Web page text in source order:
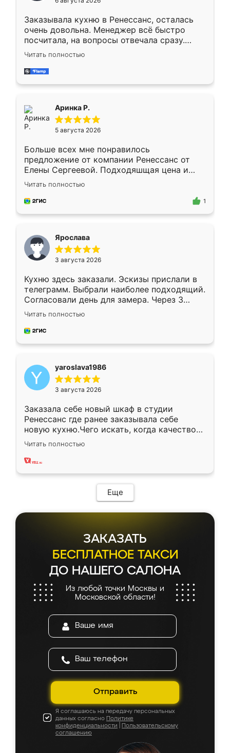
мебели буду заказывать только здесь.
Заказывала кухню в Ренессанс, осталась
очень довольна. Менеджер всё быстро
посчитала, на вопросы отвечала сразу.
Замерщик приехал в субботу, подошёл к
делу со всей ответственностью. Собрали
за день, ребята работали аккуратно, даже
Читать полностью
Аринка Р.
5 августа 2026
Больше всех мне понравилось
предложение от компании Ренессанс от
Елены Сергеевой. Подходяшщая цена и
короткие сроки изготовления. Приехавший
для замера сотрудник Владислав
предложил по моему эскизу самый
Читать полностью
1
Ярослава
3 августа 2026
Кухню здесь заказали. Эскизы прислали в
телеграмм. Выбрали наиболее подходящий.
Согласовали день для замера. Через 3
недели кухня была уже готова. Остались
довольны работой. Спасибо Ренессанс
мебель за качественную работу!
Читать полностью
yaroslava1986
3 августа 2026
Заказала себе новый шкаф в студии
Ренессанс где ранее заказывала себе
новую кухню.Чего искать, когда качеством
вполне довольна. Служит кухня уже почти
два года, нареканий нет.
Читать полностью
Еще
ЗАКАЗАТЬ
БЕСПЛАТНОЕ ТАКСИ
ДО НАШЕГО САЛОНА
Из любой точки Москвы и
Московской области!
Отправить
Я соглашаюсь на передачу персональных
данных согласно Политике
конфиденциальности
Пользовательскому
соглашению